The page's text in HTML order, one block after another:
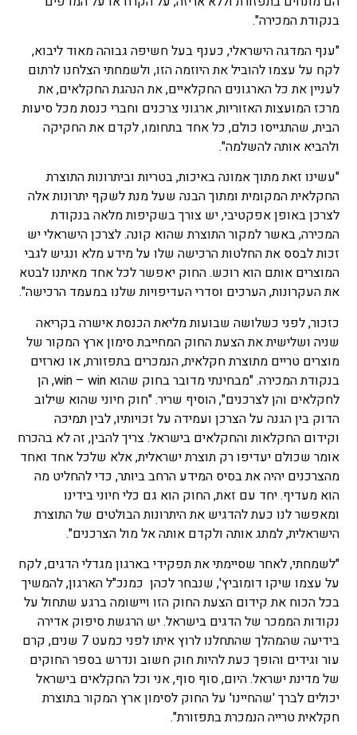
בנקודת המכירה".
"ענף המדגה הישראלי, כענף בעל חשיפה גבוהה מאוד ליבוא,
לקח על עצמו להוביל את היוזמה הזו, ולשמחתי הצלחנו לרתום
לעניין את כל הארגונים החקלאיים, את הנהגת החקלאים, את
מרכז המועצות האזוריות, ארגוני צרכנים וחברי כנסת מכל סיעות
הבית, שהתגייסו כולם, כל אחד בתחומו, לקדם את החקיקה
ולהביא אותה להשלמה".
"עשינו זאת מתוך אמונה באיכות, בטריות וביתרונות התוצרת
החקלאית המקומית ומתוך הבנה שעל מנת לשקף יתרונות אלה
לצרכן באופן אפקטיבי, יש צורך בשקיפות מלאה בנקודת
המכירה, באשר למקור התוצרת שהוא קונה. לצרכן הישראלי יש
זכות לבסס את החלטות הרכישה שלו על מידע מלא ונגיש לגבי
המוצרים אותם הוא רוכש. החוק יאפשר לכל אחד מאיתנו לבטא
את העקרונות, הערכים וסדרי העדיפויות שלנו במעמד הרכישה".
כזכור, לפני כשלושה שבועות מליאת הכנסת אישרה בקריאה
שניה ושלישית את הצעת החוק המחייבת סימון ארץ המקור של
מוצרים טריים מתוצרת חקלאית, הנמכרים בתפזורת, או נארזים
בנקודת המכירה. "מבחינתי מדובר בחוק שהוא win – win, הן
לחקלאים והן לצרכנים", הוסיף שריר. "חוק חיוני שהוא שילוב
הדוק בין הגנה על הצרכן ועמידה על זכויותיו, לבין תמיכה
וקידום החקלאות והחקלאים בישראל. צריך להבין, זה לא בהכרח
אומר שכולם יעדיפו רק תוצרת ישראלית, אלא שלכל אחד ואחד
מהצרכנים יהיה את בסיס המידע הרחב ביותר, כדי להחליט מה
הוא מעדיף. יחד עם זאת, החוק הוא גם כלי חיוני בידינו
ומאפשר לנו כעת להדגיש את היתרונות הבולטים של התוצרת
הישראלית, למתג אותה ולקדם אותה אל מול הצרכנים".
"לשמחתי, לאחר שסיימתי את תפקידי בארגון מגדלי הדגים, לקח
על עצמו שיקו דומוביץ', שנבחר לכהן כמנכ"ל הארגון, להמשיך
בכל הכוח את קידום הצעת החוק הזו ויישומה ברגע שתחול על
נקודות הממכר של הדגים בישראל. יש הרגשת סיפוק אדירה
בידיעה שהמהלך שהתחלנו לרוץ איתו לפני כמעט 7 שנים, קרם
עור וגידים והופך כעת להיות חוק חשוב ונדרש בספר החוקים
של מדינת ישראל. היום, סוף סוף, אני וכל החקלאים בישראל
יכולים לברך 'שהחיינו' על החוק לסימון ארץ המקור בתוצרת
חקלאית טרייה הנמכרת בתפזורת".